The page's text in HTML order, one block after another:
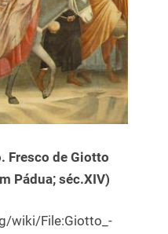
Fresco de Giotto
Pádua; séc.XIV)
wiki/File:Giotto_-